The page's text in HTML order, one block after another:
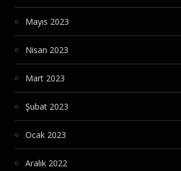
Mayıs 2023
Nisan 2023
Mart 2023
Şubat 2023
Ocak 2023
Aralık 2022